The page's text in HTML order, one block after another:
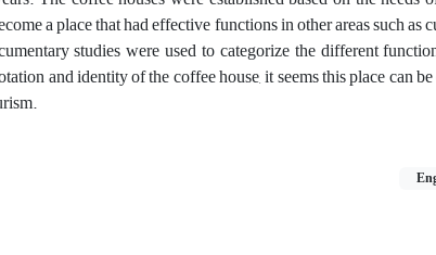
a place that had effective functions in other areas such as
studies were used to categorize the different
and identity of the coffee house, it seems this place can